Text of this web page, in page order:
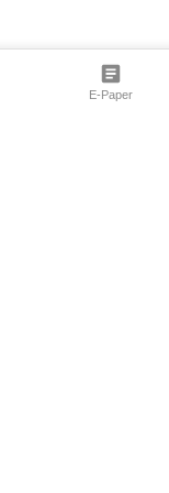
E-Paper